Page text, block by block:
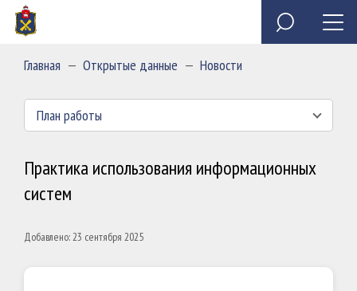
Сведения о доходах, расходах, об имуществе и
обязательствах имущественного характера
служащих Контрольно-счетной палаты Пермского края
Специальное программное обеспечение «Анкета
Обзор обращений граждан
Главная — Открытые данные — Новости
План работы
Практика использования информационных
систем
Добавлено: 23 сентября 2025